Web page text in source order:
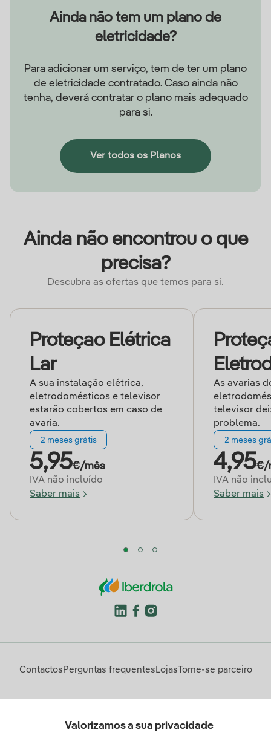
Ainda não tem um plano de
eletricidade?
Para adicionar um serviço, tem de ter um plano
de eletricidade contratado. Caso ainda não
tenha, deverá contratar o plano mais adequado
para si.
Ver todos os Planos
Ainda não encontrou o que
precisa?
Descubra as ofertas que temos para si.
Proteçao Elétrica
Lar
A sua instalação elétrica,
eletrodomésticos e televisor
estarão cobertos em caso de
avaria.
2 meses grátis
5,95€/mês
IVA não incluído
Saber mais
As avarias
televisor
problema.
2 meses
4,95€/
IVA não
Saber mais
Contactos Perguntas frequentes LojasTorne-se parceiro
Valorizamos a sua privacidade